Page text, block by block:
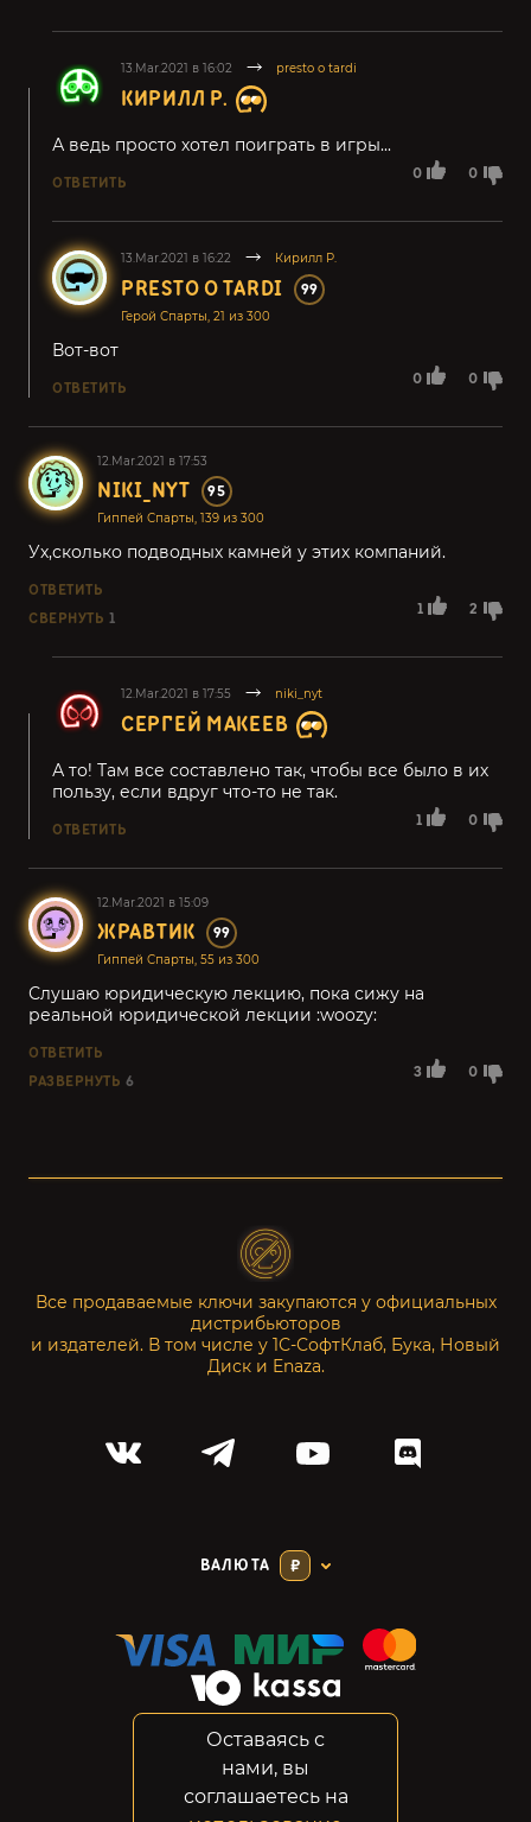
13.Mar.2021 в 16:02 presto o tardi
КИРИЛЛ Р.
0 0
А ведь просто хотел поиграть в игры...
ОТВЕТИТЬ
13.Mar.2021 в 16:22 Кирилл Р.
PRESTO O TARDI 99
Герой Спарты, 21 из 300
0 0
Вот-вот
ОТВЕТИТЬ
12.Mar.2021 в 17:53
NIKI_NYT 95
Гиппей Спарты, 139 из 300
1 2
Ух,сколько подводных камней у этих компаний.
ОТВЕТИТЬ
СВЕРНУТЬ 1
12.Mar.2021 в 17:55 niki_nyt
СЕРГЕЙ МАКЕЕВ
1 0
А то! Там все составлено так, чтобы все было в их
пользу, если вдруг что-то не так.
ОТВЕТИТЬ
12.Mar.2021 в 15:09
ЖРАВТИК 99
Гиппей Спарты, 55 из 300
3 0
Слушаю юридическую лекцию, пока сижу на
реальной юридической лекции :woozy:
ОТВЕТИТЬ
РАЗВЕРНУТЬ 6
Все продаваемые ключи закупаются у официальных
дистрибьюторов
и издателей. В том числе у 1С-СофтКлаб, Бука, Новый
Диск и Enaza.
ВАЛЮТА ₽
Конфиденциальность
Возвраты
Оставаясь с
нами, вы
соглашаетесь на